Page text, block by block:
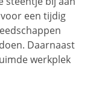
een tijdig
Daarnaast
werkplek